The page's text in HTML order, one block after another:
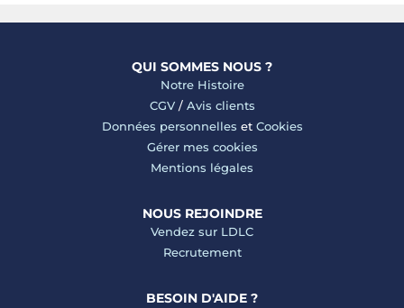
QUI SOMMES NOUS ?
Notre Histoire
CGV/ Avis clients
Données personnelles et Cookies
Gérer mes cookies
Mentions légales
NOUS REJOINDRE
Vendez sur LDLC
Recrutement
BESOIN D'AIDE ?